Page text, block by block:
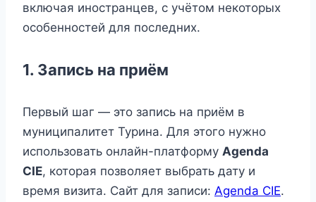
включая иностранцев, с учётом некоторых
особенностей для последних.
1. Запись на приём
Первый шаг — это запись на приём в
муниципалитет Турина. Для этого нужно
использовать онлайн-платформу Agenda
CIE, которая позволяет выбрать дату и
время визита. Сайт для записи: Agenda CIE.